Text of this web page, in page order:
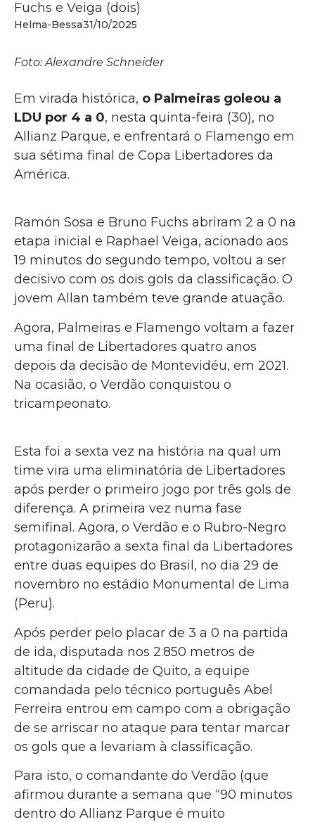
Fuchs e Veiga (dois)
Helma-Bessa31/10/2025
Foto: Alexandre Schneider
Em virada histórica, o Palmeiras goleou a
LDU por 4 a 0, nesta quinta-feira (30), no
Allianz Parque, e enfrentará o Flamengo em
sua sétima final de Copa Libertadores da
América.
Ramón Sosa e Bruno Fuchs abriram 2 a 0 na
etapa inicial e Raphael Veiga, acionado aos
19 minutos do segundo tempo, voltou a ser
decisivo com os dois gols da classificação. O
jovem Allan também teve grande atuação.
Agora, Palmeiras e Flamengo voltam a fazer
uma final de Libertadores quatro anos
depois da decisão de Montevidéu, em 2021.
Na ocasião, o Verdão conquistou o
tricampeonato.
Esta foi a sexta vez na história na qual um
time vira uma eliminatória de Libertadores
após perder o primeiro jogo por três gols de
diferença. A primeira vez numa fase
semifinal. Agora, o Verdão e o Rubro-Negro
protagonizarão a sexta final da Libertadores
entre duas equipes do Brasil, no dia 29 de
novembro no estádio Monumental de Lima
(Peru).
Após perder pelo placar de 3 a 0 na partida
de ida, disputada nos 2.850 metros de
altitude da cidade de Quito, a equipe
comandada pelo técnico português Abel
Ferreira entrou em campo com a obrigação
de se arriscar no ataque para tentar marcar
os gols que a levariam à classificação.
Para isto, o comandante do Verdão (que
afirmou durante a semana que “90 minutos
dentro do Allianz Parque é muito